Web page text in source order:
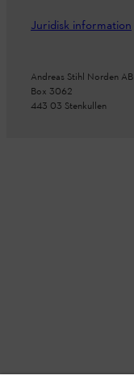
Juridisk information
Andreas Stihl Norden AB
Box 3062
443 03 Stenkullen